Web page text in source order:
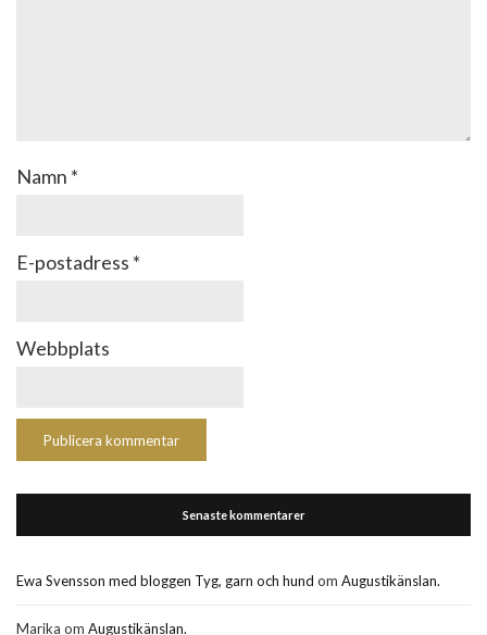
Namn *
E-postadress *
Webbplats
Senaste kommentarer
Ewa Svensson med bloggen Tyg, garn och hund om Augustikänslan.
Marika om Augustikänslan.